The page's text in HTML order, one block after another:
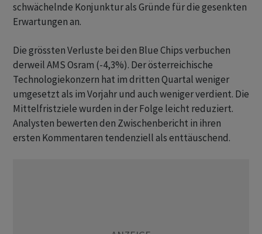
schwächelnde Konjunktur als Gründe für die gesenkten
Erwartungen an.
Die grössten Verluste bei den Blue Chips verbuchen
derweil AMS Osram (-4,3%). Der österreichische
Technologiekonzern hat im dritten Quartal weniger
umgesetzt als im Vorjahr und auch weniger verdient. Die
Mittelfristziele wurden in der Folge leicht reduziert.
Analysten bewerten den Zwischenbericht in ihren
ersten Kommentaren tendenziell als enttäuschend.